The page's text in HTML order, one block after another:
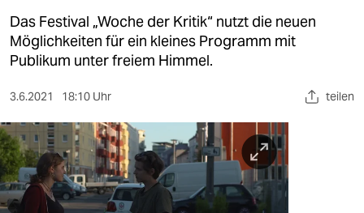
kultur
sport
nord
wahrheit
verlag
Das Festival „Woche der Kritik“ nutzt die neuen
Möglichkeiten für ein kleines Programm mit
Publikum unter freiem Himmel.
3.6.2021 18:10 Uhr teilen